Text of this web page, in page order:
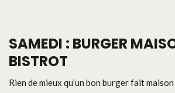
SAMEDI : BURGER
BISTROT
Rien de mieux qu’un bon burger fait